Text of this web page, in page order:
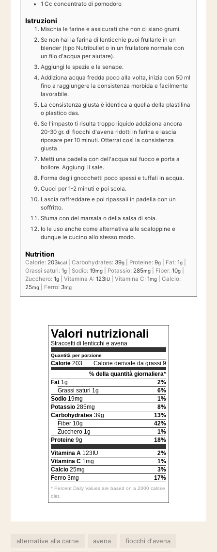
1 Cc concentrato di pomodoro
Istruzioni
Mischia le farine e assicurati che non ci siano grumi.
Se non hai la farina di lenticchie puoi frullarle in un
blender (tipo Nutribullet o in un frullatore normale con
un filo d'acqua per aiutare).
Aggiungi le spezie e la senape.
Addiziona acqua fredda poco alla volta, inizia con 50 ml
fino a raggiungere la consistenza morbida e facilmente
lavorabile.
La consistenza giusta è identica a quella della plastilina
o plastico das.
Se l'impasto ti risulta troppo liquido addiziona ancora
20-30 gr. di fiocchi d'avena ridotti in farina e lascia
riposare per 10 minuti. Otterrai così la consistenza
giusta.
Metti una padella con dell'acqua sul fuoco e porta a
bollore. Aggiungi il sale.
Forma degli gnocchetti poco spessi e tuffali in acqua.
Cuoci per 1-2 minuti e poi scola.
Lascia raffreddare e poi ripassali in padella con un
soffritto.
Sfuma con del marsala o della salsa di soia.
Io le uso anche come alternativa alle scaloppine e
dunque le cucino allo stesso modo.
Nutrition
Calorie: 203kcal| Carbohydrates: 39g| Proteine: 9g| Fat: 1g|
Grassi saturi: 1g| Sodio: 19mg| Potassio: 285mg| Fiber: 10g|
Zucchero: 1g| Vitamina A: 123IU| Vitamina C: 1mg| Calcio:
25mg| Ferro: 3mg
Valori nutrizionali
Straccetti di lenticchi e avena
Quantità per porzione
Calorie 203
Calorie derivate da grassi 9
% della quantità giornaliera*
Fat 1g
2%
Grassi saturi 1g
6%
Sodio 19mg
1%
Potassio 285mg
8%
Carbohydrates 39g
13%
Fiber 10g
42%
Zucchero 1g
1%
Proteine 9g
18%
Vitamina A 123IU
2%
Vitamina C 1mg
1%
Calcio 25mg
3%
Ferro 3mg 17%
* Percent Daily Values are based on a 2000 calorie
diet.
alternative alla carne avena fiocchi d'avena